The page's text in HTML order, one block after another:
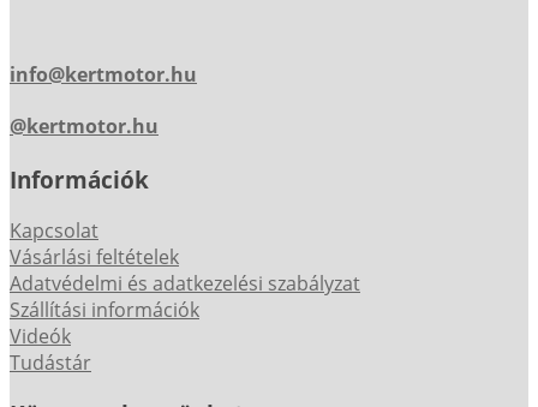
info@kertmotor.hu
@kertmotor.hu
Információk
Kapcsolat
Vásárlási feltételek
Adatvédelmi és adatkezelési szabályzat
Szállítási információk
Videók
Tudástár